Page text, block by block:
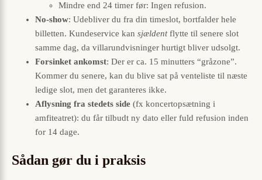
Mindre end 24 timer før: Ingen refusion.
No-show: Udebliver du fra din timeslot, bortfalder hele
billetten. Kundeservice kan sjældentflytte til senere slot
samme dag, da villarundvisninger hurtigt bliver udsolgt.
Forsinket ankomst: Der er ca. 15 minutters “gråzone”.
Kommer du senere, kan du blive sat på venteliste til næste
ledige slot, men det garanteres ikke.
Aflysning fra stedets side (fx koncertopsætning i
amfiteatret): du får tilbudt ny dato eller fuld refusion inden
for 14 dage.
Sådan gør du i praksis